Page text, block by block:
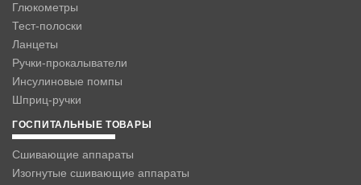
Глюкометры
Тест-полоски
Ланцеты
Ручки-прокалыватели
Инсулиновые помпы
Шприц-ручки
ГОСПИТАЛЬНЫЕ ТОВАРЫ
Сшивающие аппараты
Изогнутые сшивающие аппараты